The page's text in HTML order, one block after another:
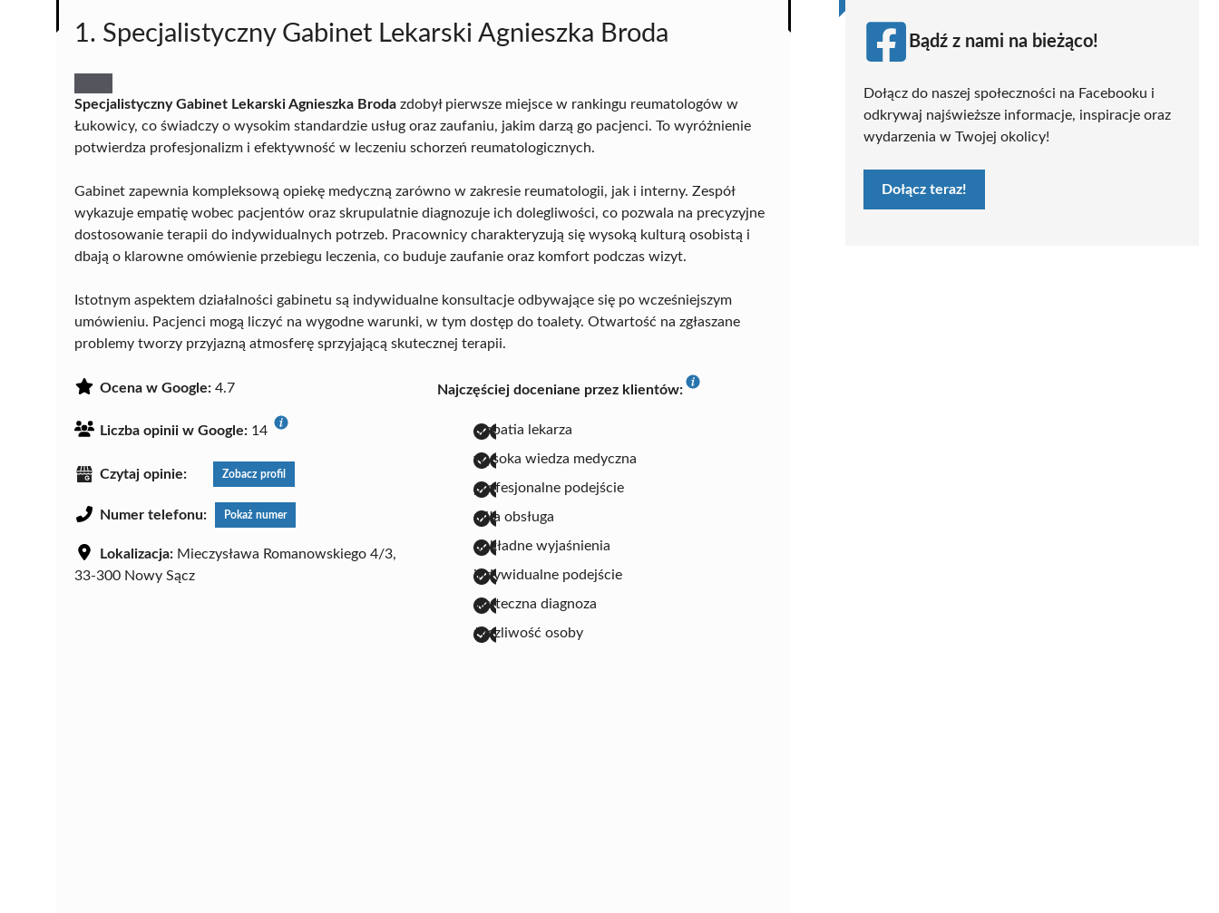
1. Specjalistyczny Gabinet Lekarski Agnieszka Broda
Specjalistyczny Gabinet Lekarski Agnieszka Broda zdobył pierwsze miejsce w rankingu reumatologów w
Łukowicy, co świadczy o wysokim standardzie usług oraz zaufaniu, jakim darzą go pacjenci. To wyróżnienie
potwierdza profesjonalizm i efektywność w leczeniu schorzeń reumatologicznych.
Gabinet zapewnia kompleksową opiekę medyczną zarówno w zakresie reumatologii, jak i interny. Zespół
wykazuje empatię wobec pacjentów oraz skrupulatnie diagnozuje ich dolegliwości, co pozwala na precyzyjne
dostosowanie terapii do indywidualnych potrzeb. Pracownicy charakteryzują się wysoką kulturą osobistą i
dbają o klarowne omówienie przebiegu leczenia, co buduje zaufanie oraz komfort podczas wizyt.
Istotnym aspektem działalności gabinetu są indywidualne konsultacje odbywające się po wcześniejszym
umówieniu. Pacjenci mogą liczyć na wygodne warunki, w tym dostęp do toalety. Otwartość na zgłaszane
problemy tworzy przyjazną atmosferę sprzyjającą skutecznej terapii.
Ocena w Google: 4.7
Liczba opinii w Google: 14
Czytaj opinie: Zobacz profil
Numer telefonu: Pokaż numer
Lokalizacja: Mieczysława Romanowskiego 4/3,
33-300 Nowy Sącz
Najczęściej doceniane przez klientów:
empatia lekarza
wysoka wiedza medyczna
profesjonalne podejście
miła obsługa
dokładne wyjaśnienia
indywidualne podejście
skuteczna diagnoza
życzliwość osoby
Bądź z nami na bieżąco!
Dołącz do naszej społeczności na Facebooku i
odkrywaj najświeższe informacje, inspiracje oraz
wydarzenia w Twojej okolicy!
Dołącz teraz!